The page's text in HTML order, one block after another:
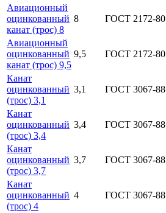
Авиационный
оцинкованный
канат (трос) 8
8 ГОСТ 2172-80
Авиационный
оцинкованный
канат (трос) 9,5
9,5 ГОСТ 2172-80
Канат
оцинкованный
(трос) 3,1
3,1 ГОСТ 3067-88
Канат
оцинкованный
(трос) 3,4
3,4 ГОСТ 3067-88
Канат
оцинкованный
(трос) 3,7
3,7 ГОСТ 3067-88
Канат
оцинкованный
(трос) 4
4 ГОСТ 3067-88